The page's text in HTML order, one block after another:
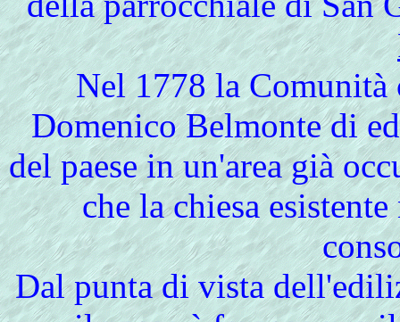
Nel 1778 la
Domenico Belmonte di
del paese in un'area già
che la chiesa
Dal punta di vista